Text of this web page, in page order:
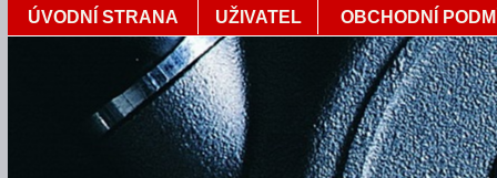
ÚVODNÍ STRANA UŽIVATEL OBCHODNÍ